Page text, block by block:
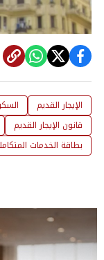
الإيجار القديم
قانون الإيجار القديم
بطاقة الخدمات